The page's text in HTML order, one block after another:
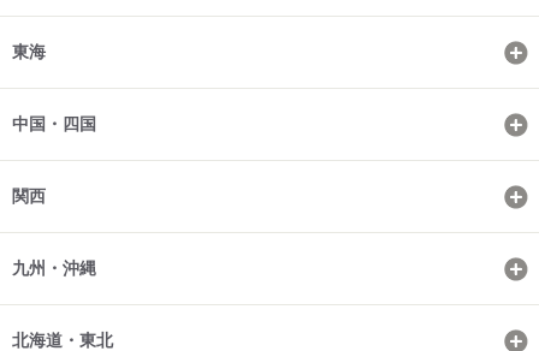
東海
中国・四国
関西
九州・沖縄
北海道・東北